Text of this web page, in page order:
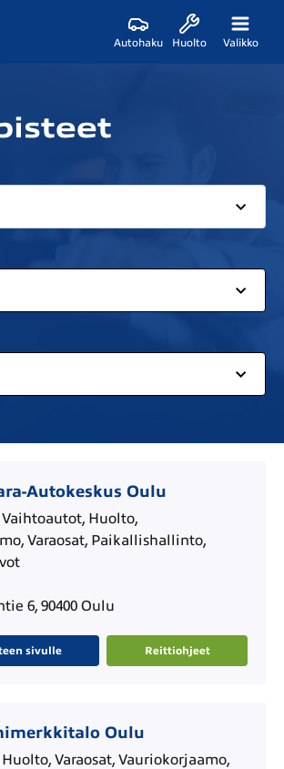
Autohaku Huolto Valikko
Autokeskus Oulu
Huolto,
Varaosat, Paikallishallinto,
6, 90400 Oulu
sivulle Reittiohjeet
Oulu
Varaosat, Vauriokorjaamo,